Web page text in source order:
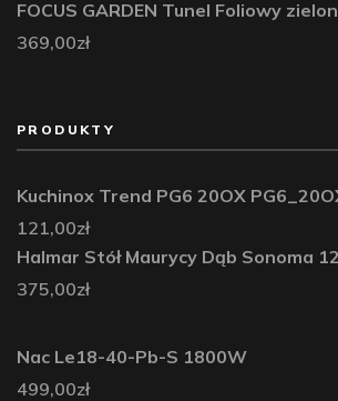
FOCUS GARDEN Tunel Foliowy
369,00zł
PRODUKTY
Kuchinox Trend PG6 20OX
121,00zł
Halmar Stół Maurycy Dąb Sonoma
375,00zł
Nac Le18-40-Pb-S 1800W
499,00zł